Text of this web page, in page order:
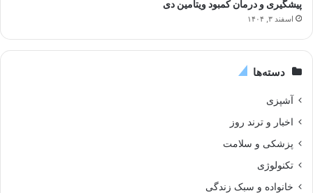
پیشگیری و درمان کمبود ویتامین دی
اسفند ۳, ۱۴۰۴
دسته‌ها
آشپزی
اخبار و ترند روز
پزشکی و سلامت
تکنولوژی
خانواده و سبک زندگی